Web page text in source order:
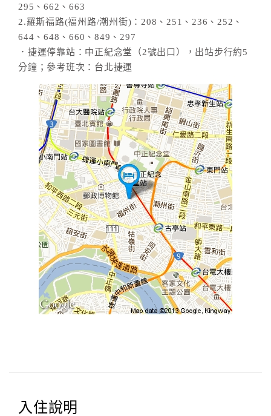
295、662、663
2.羅斯福路(福州路/潮州街)：208、251、236、252、
644、648、660、849、297
．捷運停靠站：中正紀念堂（2號出口），出站步行約5
分鐘；參考班次：台北捷運
入住說明